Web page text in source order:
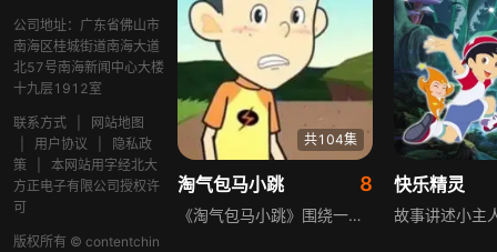
公司地址：广东省佛山市
南海区桂城街道南海大道
北57号南海新闻中心大楼
十九层1912室
联系方式
网站地图
用户协议
隐私政
策
本网站用字经北大
方正电子有限公司授权许
可
版权所有 © contentchin
共104集
淘气包马小跳 8
《淘气包马小跳》围绕一群调皮孩子的快乐生活展开，讲述他们和家长、老师、同学间的趣味故事，映射当代儿童的生活与心理现实，深情呼唤张扬孩子的天性，舒展童心童趣，探析成人与儿童世界间的隔膜误区，倡导理解沟通，助力孩子拥有健康和谐的童年。
快乐精灵